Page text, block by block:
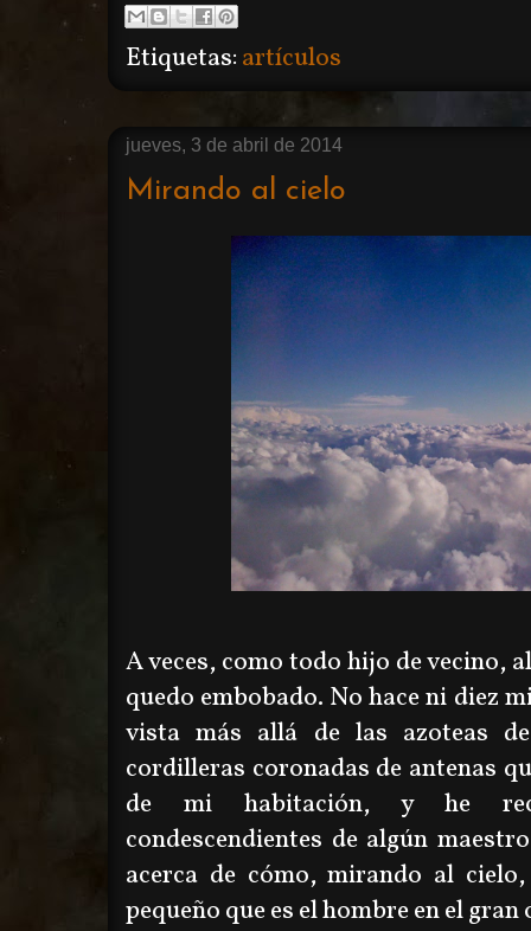
Etiquetas:artículos
jueves, 3 de abril de 2014
Mirando al cielo
A veces, como todo hijo de vecino,
quedo embobado. No hace ni diez
vista más allá de las azoteas
cordilleras coronadas de antenas
de mi habitación, y he
condescendientes de algún
acerca de cómo, mirando al
pequeño que es el hombre en el gran